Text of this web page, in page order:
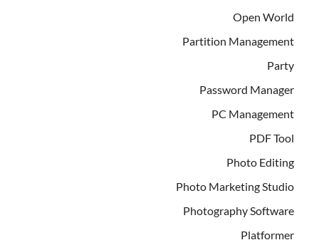
Open World
Partition Management
Party
Password Manager
PC Management
PDF Tool
Photo Editing
Photo Marketing Studio
Photography Software
Platformer